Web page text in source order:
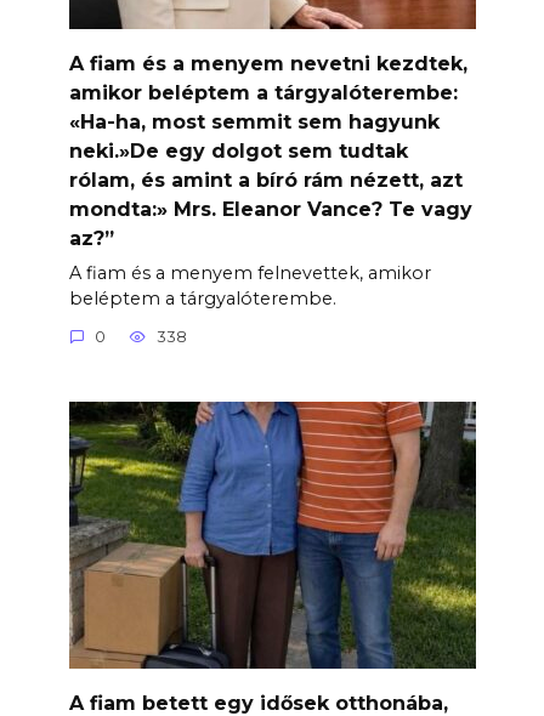
A fiam és a menyem nevetni kezdtek,
amikor beléptem a tárgyalóterembe:
«Ha-ha, most semmit sem hagyunk
neki.»De egy dolgot sem tudtak
rólam, és amint a bíró rám nézett, azt
mondta:» Mrs. Eleanor Vance? Te vagy
az?”
A fiam és a menyem felnevettek, amikor
beléptem a tárgyalóterembe.
0 338
A fiam betett egy idősek otthonába,